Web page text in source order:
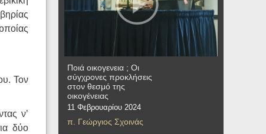
Τον
ν’
δύο
Ποιά οικογενεια ; Οι
σύγχρονες προκλήσεις
στον θεσμό της
οικογένειας
11 Φεβρουαρίου 2024
π. Γεώργιος Σχοινάς